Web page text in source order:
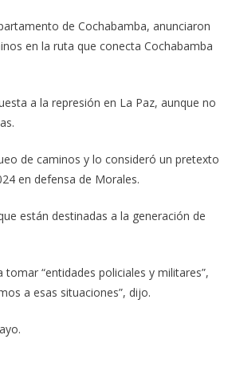
de Cochabamba, anunciaron
en la ruta que conecta Cochabamba
a la represión en La Paz, aunque no
de caminos y lo consideró un pretexto
en defensa de Morales.
están destinadas a la generación de
“entidades policiales y militares”,
a esas situaciones”, dijo.